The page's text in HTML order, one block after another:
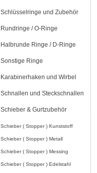
Schlüsselringe und Zubehör
Rundringe / O-Ringe
Halbrunde Ringe / D-Ringe
Sonstige Ringe
Karabinerhaken und Wirbel
Schnallen und Steckschnallen
Schieber & Gurtzubehör
Schieber ( Stopper ) Kunststoff
Schieber ( Stopper ) Metall
Schieber ( Stopper ) Messing
Schieber ( Stopper ) Edelstahl